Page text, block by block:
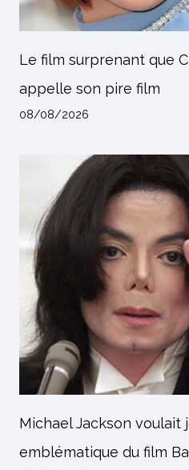
Le film surprenant que
appelle son pire film
08/08/2026
Michael Jackson voulait
emblématique du film